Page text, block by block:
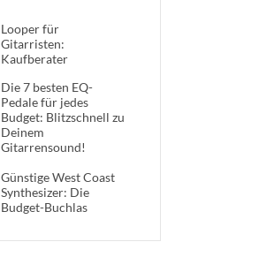
Looper für
Gitarristen:
Kaufberater
Die 7 besten EQ-
Pedale für jedes
Budget: Blitzschnell zu
Deinem
Gitarrensound!
Günstige West Coast
Synthesizer: Die
Budget-Buchlas